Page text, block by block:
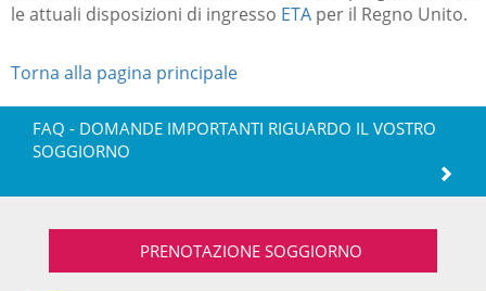
le attuali disposizioni di ingresso ETA per il Regno Unito.
Torna alla pagina principale
FAQ - DOMANDE IMPORTANTI RIGUARDO IL VOSTRO
SOGGIORNO
PRENOTAZIONE SOGGIORNO